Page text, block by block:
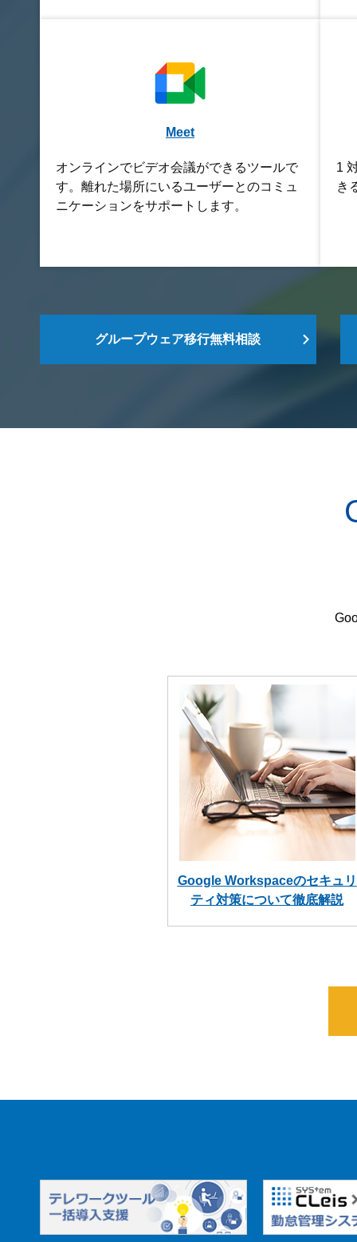
Meet
オンラインでビデオ会議ができるツールで
す。離れた場所にいるユーザーとのコミュ
ニケーションをサポートします。
1
き
グループウェア移行無料相談
Google Workspaceのセキュリ
ティ対策について徹底解説